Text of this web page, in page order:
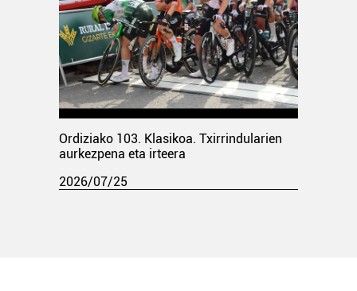
Ordiziako 103. Klasikoa. Txirrindularien
aurkezpena eta irteera
2026/07/25